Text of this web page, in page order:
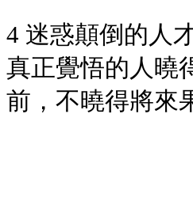
4 迷惑顛倒的人
真正覺悟的人曉
前，不曉得將來